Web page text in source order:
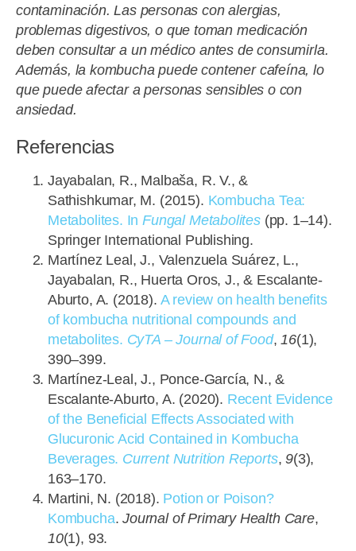
contaminación. Las personas con alergias,
problemas digestivos, o que toman medicación
deben consultar a un médico antes de consumirla.
Además, la kombucha puede contener cafeína, lo
que puede afectar a personas sensibles o con
ansiedad.
Referencias
Jayabalan, R., Malbaša, R. V., &
Sathishkumar, M. (2015). Kombucha Tea:
Metabolites. InFungal Metabolites(pp. 1–14).
Springer International Publishing.
Martínez Leal, J., Valenzuela Suárez, L.,
Jayabalan, R., Huerta Oros, J., & Escalante-
Aburto, A. (2018). A review on health benefits
of kombucha nutritional compounds and
metabolites. CyTA – Journal of Food, 16(1),
390–399.
Martínez-Leal, J., Ponce-García, N., &
Escalante-Aburto, A. (2020). Recent Evidence
of the Beneficial Effects Associated with
Glucuronic Acid Contained in Kombucha
Beverages. Current Nutrition Reports,9(3),
163–170.
Martini, N. (2018). Potion or Poison?
Kombucha.Journal of Primary Health Care,
10(1), 93.